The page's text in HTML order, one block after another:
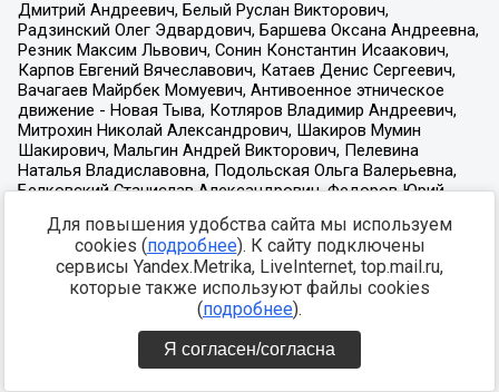
Для повышения удобства сайта мы используем
cookies (подробнее). К сайту подключены
сервисы Yandex.Metrika, LiveInternet, top.mail.ru,
которые также используют файлы cookies
(подробнее).
Я согласен/согласна